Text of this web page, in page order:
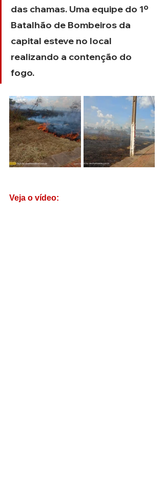
das chamas. Uma equipe do 1º
Batalhão de Bombeiros da
capital esteve no local
realizando a contenção do
fogo.
Veja o vídeo: